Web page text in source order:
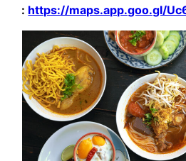
: https://maps.app.goo.gl/